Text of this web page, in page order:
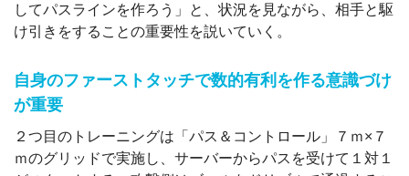
してパスラインを作ろう」と、状況を見ながら、相手と駆
け引きをすることの重要性を説いていく。
自身のファーストタッチで数的有利を作る意識づけ
が重要
２つ目のトレーニングは「パス＆コントロール」７ｍ×７
ｍのグリッドで実施し、サーバーからパスを受けて１対１